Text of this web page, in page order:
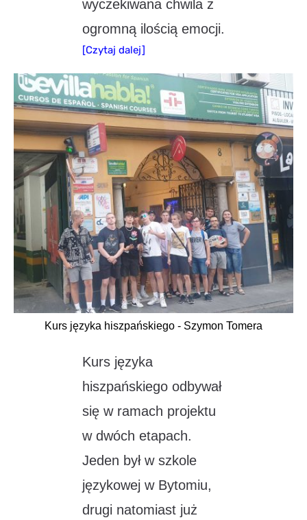
wyczekiwana chwila z
ogromną ilością emocji.
[Czytaj dalej]
Kurs języka hiszpańskiego - Szymon Tomera
Kurs języka
hiszpańskiego odbywał
się w ramach projektu
w dwóch etapach.
Jeden był w szkole
językowej w Bytomiu,
drugi natomiast już